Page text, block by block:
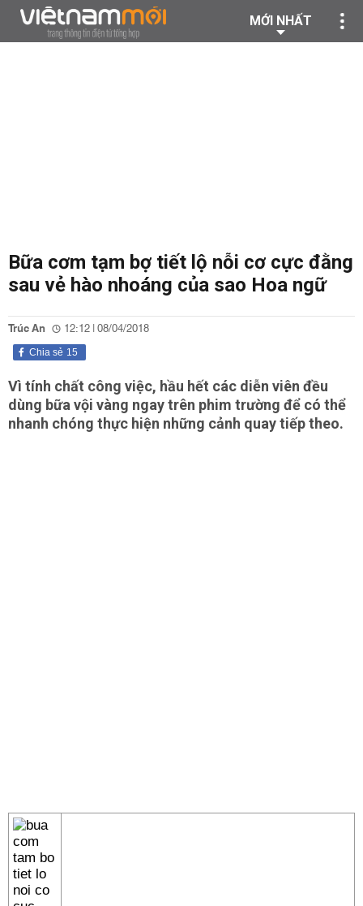
MỚI NHẤT
Bữa cơm tạm bợ tiết lộ nỗi cơ cực đằng
sau vẻ hào nhoáng của sao Hoa ngữ
Trúc An 12:12 | 08/04/2018
15
Chia sẻ
Vì tính chất công việc, hầu hết các diễn viên đều
dùng bữa vội vàng ngay trên phim trường để có thể
nhanh chóng thực hiện những cảnh quay tiếp theo.